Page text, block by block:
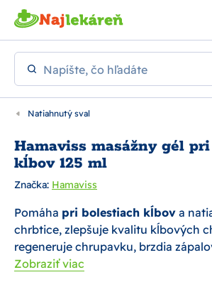
Preskočiť na hlavný obsah
Napíšte, čo hľadáte
Natiahnutý sval
Hamaviss masážny gél
kĺbov 125 ml
Značka: Hamaviss
Pomáha pri bolestiach kĺbov a
chrbtice, zlepšuje kvalitu kĺbových
regeneruje chrupavku, brzdia
Zobraziť viac